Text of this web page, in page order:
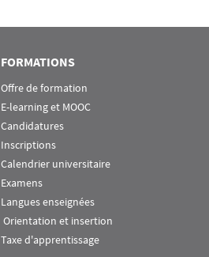
FORMATIONS
Offre de formation
E-learning et MOOC
Candidatures
Inscriptions
Calendrier universitaire
Examens
Langues enseignées
Orientation et insertion
Taxe d'apprentissage